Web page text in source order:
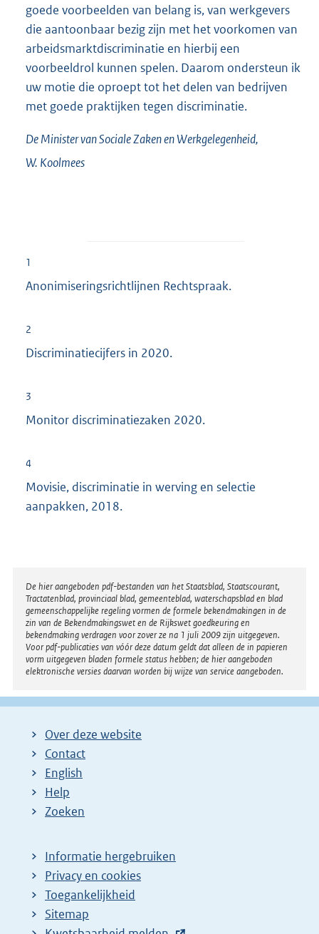
goede voorbeelden van belang is, van werkgevers
die aantoonbaar bezig zijn met het voorkomen van
arbeidsmarktdiscriminatie en hierbij een
voorbeeldrol kunnen spelen. Daarom ondersteun ik
uw motie die oproept tot het delen van bedrijven
met goede praktijken tegen discriminatie.
De Minister van Sociale Zaken en Werkgelegenheid,
W. Koolmees
1
Anonimiseringsrichtlijnen Rechtspraak.
2
Discriminatiecijfers in 2020.
3
Monitor discriminatiezaken 2020.
4
Movisie, discriminatie in werving en selectie
aanpakken, 2018.
Disclaimer
De hier aangeboden pdf-bestanden van het Staatsblad, Staatscourant,
Tractatenblad, provinciaal blad, gemeenteblad, waterschapsblad en blad
gemeenschappelijke regeling vormen de formele bekendmakingen in de
zin van de Bekendmakingswet en de Rijkswet goedkeuring en
bekendmaking verdragen voor zover ze na 1 juli 2009 zijn uitgegeven.
Voor pdf-publicaties van vóór deze datum geldt dat alleen de in papieren
vorm uitgegeven bladen formele status hebben; de hier aangeboden
elektronische versies daarvan worden bij wijze van service aangeboden.
Over deze website
Contact
English
Help
Zoeken
Informatie hergebruiken
Privacy en cookies
Toegankelijkheid
Sitemap